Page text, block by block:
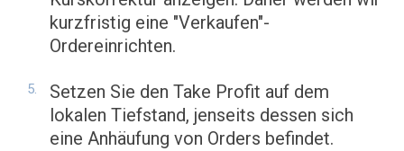
kurzfristig eine "Verkaufen"-
Ordereinrichten.
Setzen Sie den Take Profit auf dem
lokalen Tiefstand, jenseits dessen sich
eine Anhäufung von Orders befindet.